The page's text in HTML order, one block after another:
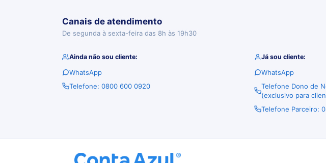
Canais de atendimento
De segunda à sexta-feira das 8h às 19h30
Ainda não sou cliente:
WhatsApp
Telefone: 0800 600 0920
Já sou cliente:
WhatsApp
Telefone Dono de
(exclusivo para
Telefone Parceiro: